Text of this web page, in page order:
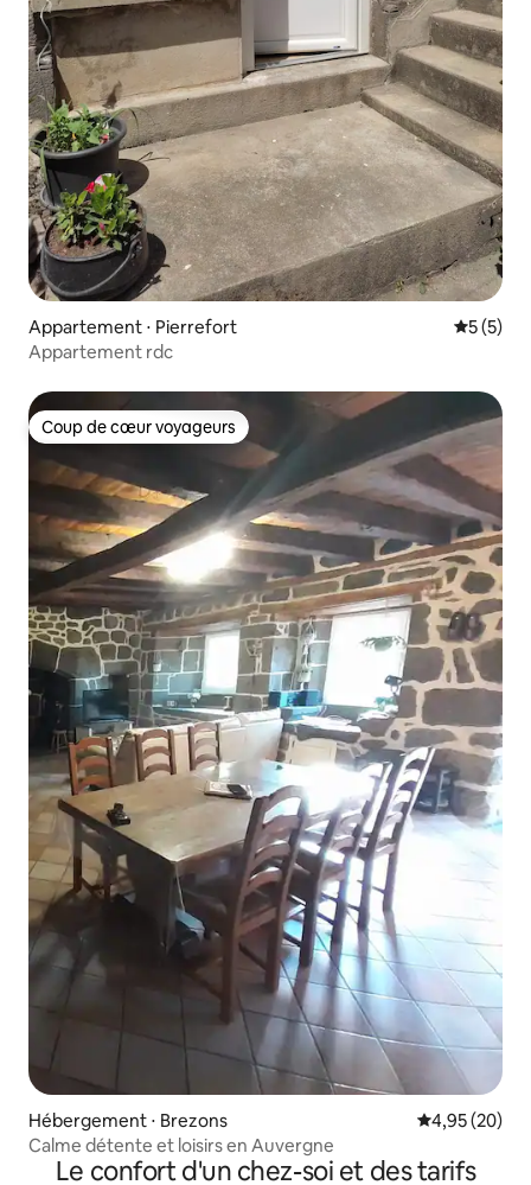
Appartement ⋅ Pierrefort
5 (5)
Appartement rdc
Coup de cœur voyageurs
Coup de cœur voyageurs
Hébergement ⋅ Brezons Évaluation
4,95 (20)
Calme détente et loisirs en Auvergne
Le confort d'un chez-soi et des tarifs